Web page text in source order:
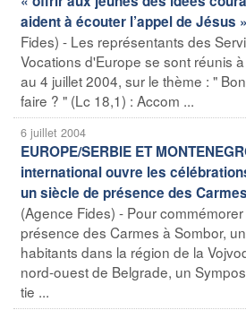
aident à écouter l’appel de Jésus »
Fides) - Les représentants des
Vocations d'Europe se sont réunis
au 4 juillet 2004, sur le thème : "
faire ? " (Lc 18,1) : Accom ...
6 juillet 2004
EUROPE/SERBIE ET
international ouvre les
un siècle de présence des
(Agence Fides) - Pour
présence des Carmes à Sombor,
habitants dans la région de la
nord-ouest de Belgrade, un
tie ...